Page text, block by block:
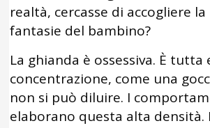
realtà, cercasse di accogliere
fantasie del bambino?
La ghianda è ossessiva. È tutta
concentrazione, come una
non si può diluire. I
elaborano questa alta densità.